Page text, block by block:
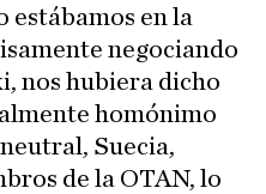
estábamos en la
negociando
nos hubiera dicho
homónimo
Suecia,
de la OTAN, lo